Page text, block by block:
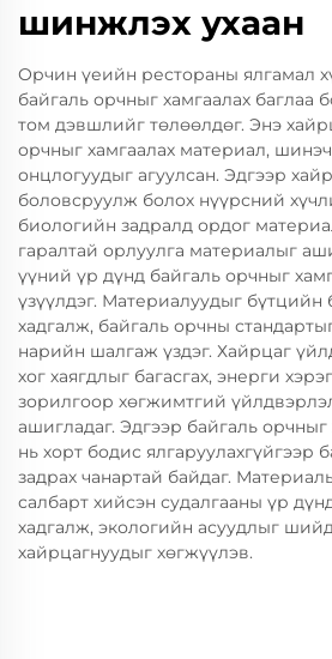
шинжлэх ухаан
Орчин үеийн рестораны ялгамал
байгаль орчныг хамгаалах
том дэвшлийг төлөөлдөг. Энэ
орчныг хамгаалах материал,
онцлогуудыг агуулсан. Эдгээр
боловсруулж болох нүүрсний
биологийн задралд ордог
гаралтай орлуулга материалыг
үүний үр дүнд байгаль орчныг
үзүүлдэг. Материалуудыг бүтцийн
хадгалж, байгаль орчны
нарийн шалгаж үздэг. Хайрцаг
хог хаягдлыг багасгах, энерги
зорилгоор хөгжимтгий
ашигладаг. Эдгээр байгаль орчныг
нь хорт бодис ялгаруулахгүйгээр
задрах чанартай байдаг.
салбарт хийсэн судалгааны үр
хадгалж, экологийн асуудлыг
хайрцагнуудыг хөгжүүлэв.